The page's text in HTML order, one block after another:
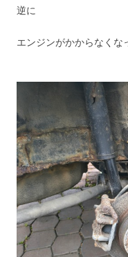
逆に
エンジンがかからなくな